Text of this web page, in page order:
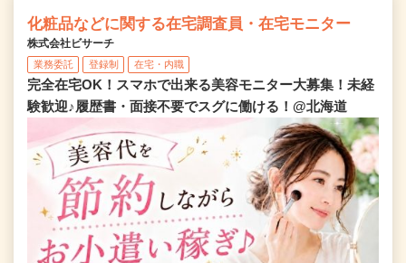
化粧品などに関する在宅調査員・在宅モニター
株式会社ビサーチ
業務委託 登録制 在宅・内職
完全在宅OK！スマホで出来る美容モニター大募集！未経
験歓迎♪履歴書・面接不要でスグに働ける！@北海道